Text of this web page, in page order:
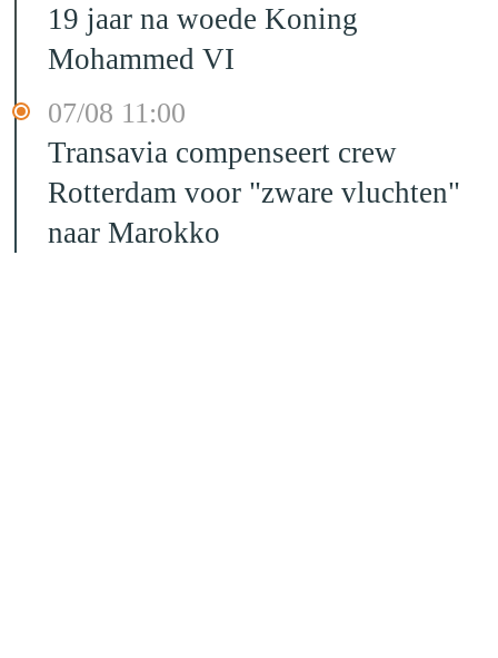
19 jaar na woede Koning
Mohammed VI
07/08 11:00
Transavia compenseert crew
Rotterdam voor "zware vluchten"
naar Marokko